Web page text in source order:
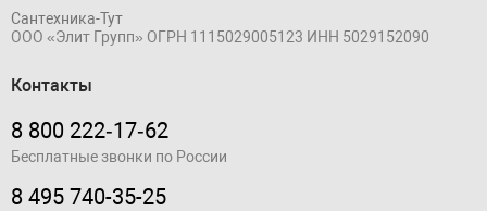
Сантехника-Тут
ООО «Элит Групп» ОГРН 1115029005123 ИНН 5029152090
Контакты
8 800 222‑17‑62
Бесплатные звонки по России
8 495 740-35-25